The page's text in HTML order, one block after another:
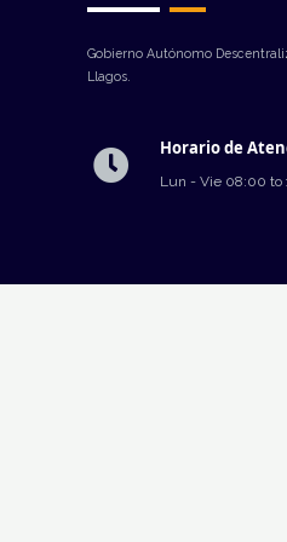
Gobierno Autónomo
Llagos.
Horario de
Lun - Vie 08:00 to